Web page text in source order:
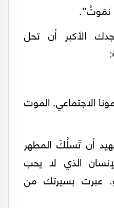
نَمَوتُ”.
الأكبر أن تحل
الاجتماعي. الموت
أن تَسلُكَ المطهر
الذي لا يحب
عبرت بسيرتك من